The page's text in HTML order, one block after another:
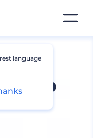
language